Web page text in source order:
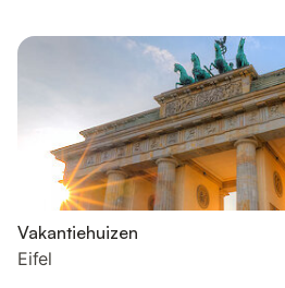
Vakantiehuizen
Eifel